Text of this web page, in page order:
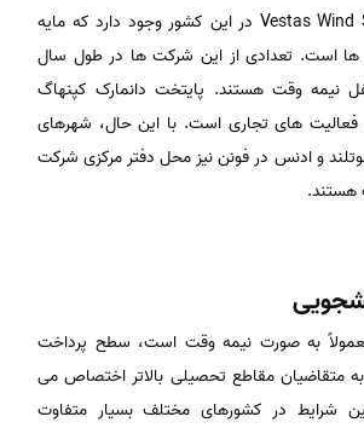
Nordisk و Vestas Wind Systems در این کشور وجود دارد که مایه
ها است. تعدادی از این شرکت ها در طول سال
نیمه وقت هستند. پایتخت دانمارک کپنهاگ
فعالیت های تجاری است. با این حال، شهرهای
و ادنس در فونن نیز محل دفتر مرکزی شرکت
هستند.
به صورت نیمه وقت است، سطح پرداخت
متقاضیان مقاطع تحصیلی بالاتر اختصاص می
شرایط در کشورهای مختلف بسیار متفاوت